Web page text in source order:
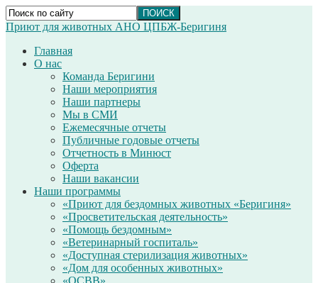
Приют для животных АНО ЦПБЖ-Беригиня
Главная
О нас
Команда Беригини
Наши мероприятия
Наши партнеры
Мы в СМИ
Ежемесячные отчеты
Публичные годовые отчеты
Отчетность в Минюст
Оферта
Наши вакансии
Наши программы
«Приют для бездомных животных «Беригиня»
«Просветительская деятельность»
«Помощь бездомным»
«Ветеринарный госпиталь»
«Доступная стерилизация животных»
«Дом для особенных животных»
«ОСВВ»